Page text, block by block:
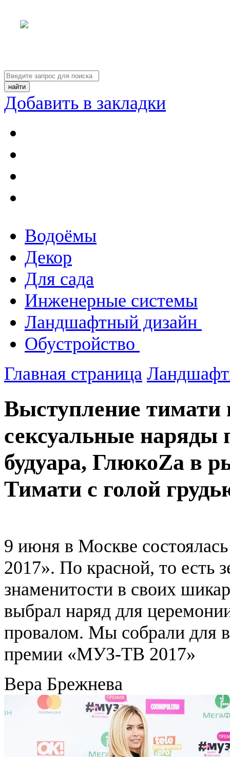
Добавить в закладки
Водоёмы
Декор
Для сада
Инженерные системы
Ландшафтный дизайн
Обустройство
Главная страница
Выступление
сексуальные
будуара, ГлюкоZа в
Тимати с голой
9 июня в Москве
2017». По красной, то есть
знаменитости в своих
выбрал наряд для
провалом. Мы собрали для
премии «МУЗ-ТВ 2017»
Вера Брежнева